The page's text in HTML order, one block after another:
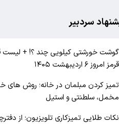
سردبیر
گوشت خورشتی کیلویی چند ؟! +
قرمز امروز ۶ اردیبهشت ۱۴۰۵
تمیز کردن مبلمان در خانه؛ روش های
مخمل، سلطنتی و استیل
نکات طلایی تمیزکاری تلویزیون؛ از